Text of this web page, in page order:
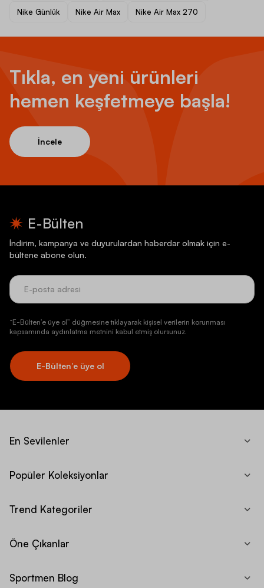
Nike Günlük Nike Air Max Nike Air Max 270
Tıkla, en yeni ürünleri
hemen keşfetmeye başla!
İncele
E-Bülten
İndirim, kampanya ve duyurulardan haberdar olmak için e-
bültene abone olun.
“E-Bülten’e üye ol” düğmesine tıklayarak kişisel verilerin korunması
kapsamında aydınlatma metnini kabul etmiş olursunuz.
E-Bülten’e üye ol
En Sevilenler
Popüler Koleksiyonlar
Trend Kategoriler
Öne Çıkanlar
Sportmen Blog